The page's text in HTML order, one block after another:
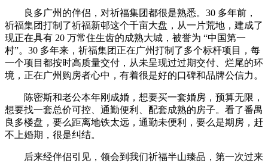
良多广州的伴侣，对祈福集团都很是熟悉。30 多年前，
祈福集团打制了祈福新邨这个千亩大盘，从一片荒地，建成了
现正在具有 20 万常住生齿的成熟大城，被誉为 “中国第一
村”。30 多年来，祈福集团正在广州打制了多个标杆项目，每
一个项目都按时高质量交付，从未呈现过过期交付、烂尾的环
境，正在广州购房者心中，有着很是好的口碑和品牌公信力。
陈密斯和老公本年刚成婚，想要买一套婚房，预算无限，
想要找一套总价可控、通勤便利、配套成熟的房子。看了番禺
良多楼盘，要么距离地铁太远，通勤未便利，要么是期房，赶
不上婚期，很是纠结。
后来经伴侣引见，领会到我们祈福半山臻品，第一次过来